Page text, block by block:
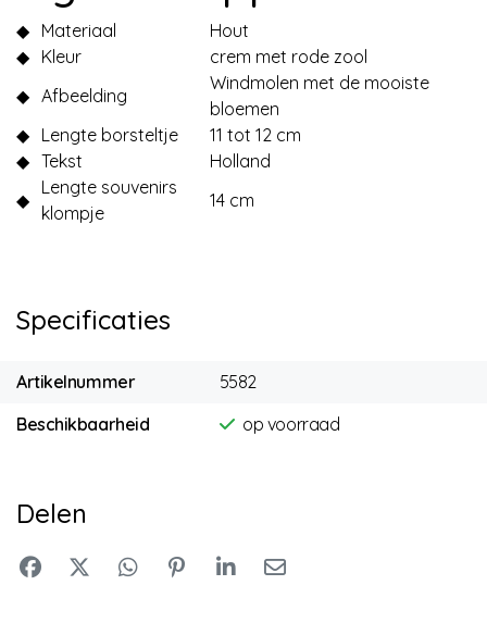
◆ Materiaal
Hout
◆ Kleur
crem met rode zool
◆ Afbeelding
Windmolen met de mooiste
bloemen
◆ Lengte borsteltje
11 tot 12 cm
◆ Tekst
Holland
◆
Lengte souvenirs
klompje
14 cm
Specificaties
Artikelnummer
5582
Beschikbaarheid
op voorraad
Delen